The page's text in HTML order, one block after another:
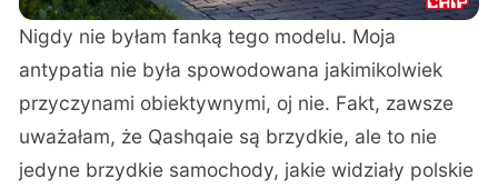
Nigdy nie byłam fanką tego modelu. Moja
antypatia nie była spowodowana jakimikolwiek
przyczynami obiektywnymi, oj nie. Fakt, zawsze
uważałam, że Qashqaie są brzydkie, ale to nie
jedyne brzydkie samochody, jakie widziały polskie